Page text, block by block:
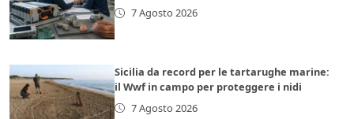
7 Agosto 2026
Sicilia da record per le tartarughe marine:
il Wwf in campo per proteggere i nidi
7 Agosto 2026